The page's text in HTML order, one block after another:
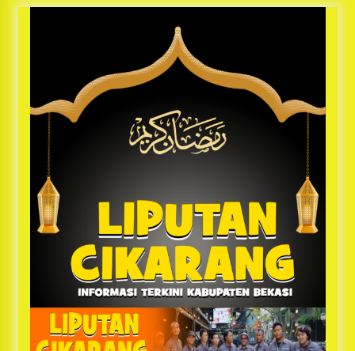
Cepat Polres Metro Bekasi dan Polsek Cikarang
Pengusiran Pendirian Posko
1 tahun ago
Kodim 0509 Kabupaten Bekasi Terima 20
Perahu Bantuan Dari Panglima TNI
1 tahun ago
Jelang Ramadhan, Kecamatan Cikarang Pusat
Gelar STQ ke-VII
1 tahun ago